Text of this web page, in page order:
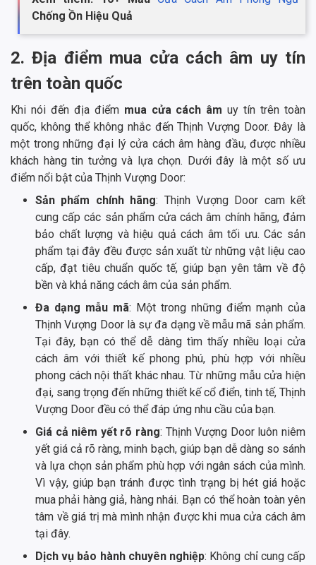
Chống Ồn Hiệu Quả
2. Địa điểm mua cửa cách âm uy tín
trên toàn quốc
Khi nói đến địa điểm mua cửa cách âm uy tín trên toàn
quốc, không thể không nhắc đến Thịnh Vượng Door. Đây là
một trong những đại lý cửa cách âm hàng đầu, được nhiều
khách hàng tin tưởng và lựa chọn. Dưới đây là một số ưu
điểm nổi bật của Thịnh Vượng Door:
Sản phẩm chính hãng: Thịnh Vượng Door cam kết
cung cấp các sản phẩm cửa cách âm chính hãng, đảm
bảo chất lượng và hiệu quả cách âm tối ưu. Các sản
phẩm tại đây đều được sản xuất từ những vật liệu cao
cấp, đạt tiêu chuẩn quốc tế, giúp bạn yên tâm về độ
bền và khả năng cách âm của sản phẩm.
Đa dạng mẫu mã: Một trong những điểm mạnh của
Thịnh Vượng Door là sự đa dạng về mẫu mã sản phẩm.
Tại đây, bạn có thể dễ dàng tìm thấy nhiều loại cửa
cách âm với thiết kế phong phú, phù hợp với nhiều
phong cách nội thất khác nhau. Từ những mẫu cửa hiện
đại, sang trọng đến những thiết kế cổ điển, tinh tế, Thịnh
Vượng Door đều có thể đáp ứng nhu cầu của bạn.
Giá cả niêm yết rõ ràng: Thịnh Vượng Door luôn niêm
yết giá cả rõ ràng, minh bạch, giúp bạn dễ dàng so sánh
và lựa chọn sản phẩm phù hợp với ngân sách của mình.
Vì vậy, giúp bạn tránh được tình trạng bị hét giá hoặc
mua phải hàng giả, hàng nhái. Bạn có thể hoàn toàn yên
tâm về giá trị mà mình nhận được khi mua cửa cách âm
tại đây.
Dịch vụ bảo hành chuyên nghiệp: Không chỉ cung cấp